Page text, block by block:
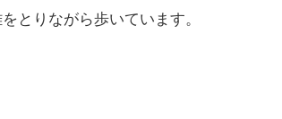
とりながら歩いています。